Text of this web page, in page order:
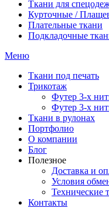
Ткани для
Курточные /
Плательные ткани
Подкладочные
Меню
Ткани под печать
Трикотаж
Футер 3-х
Футер 3-х
Ткани в рулонах
Портфолио
О компании
Блог
Полезное
Доставка и
Условия
Технические
Контакты